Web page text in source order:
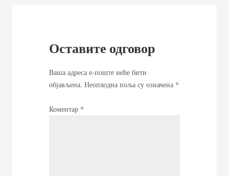
Оставите одговор
Ваша адреса е-поште неће бити
објављена. Неопходна поља су означена *
Коментар *